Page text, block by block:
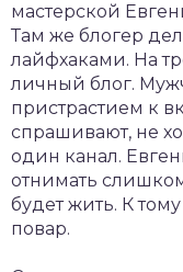
мастерской
Там же блогер
лайфхаками. На
личный блог.
пристрастием к
спрашивают, не
один канал.
отнимать
будет жить. К
повар.